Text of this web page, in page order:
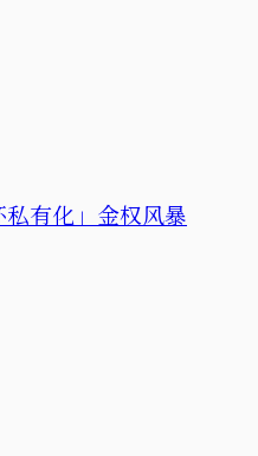
有化」金权风暴